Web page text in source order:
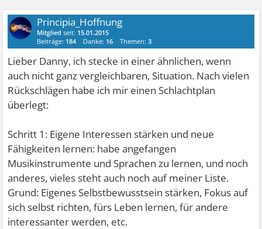
Principia_Hoffnung
Mitglied seit: 15.01.2015
Beiträge: 184 Danke: 16 Themen:3
Lieber Danny, ich stecke in einer ähnlichen, wenn
auch nicht ganz vergleichbaren, Situation. Nach vielen
Rückschlägen habe ich mir einen Schlachtplan
überlegt:
Schritt 1: Eigene Interessen stärken und neue
Fähigkeiten lernen: habe angefangen
Musikinstrumente und Sprachen zu lernen, und noch
anderes, vieles steht auch noch auf meiner Liste.
Grund: Eigenes Selbstbewusstsein stärken, Fokus auf
sich selbst richten, fürs Leben lernen, für andere
interessanter werden, etc.